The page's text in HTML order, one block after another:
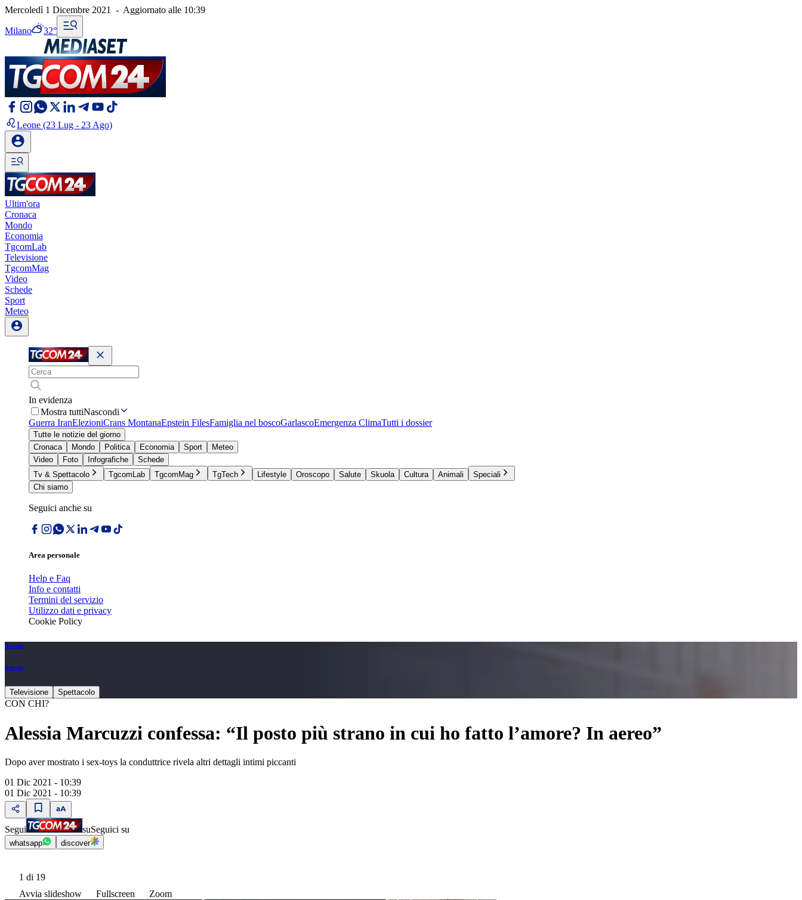
Mercoledì 1 Dicembre 2021 - Aggiornato alle 10:39
Milano 32°
Leone (23 Lug - 23 Ago)
Ultim'ora
Cronaca
Mondo
Economia
TgcomLab
Televisione
TgcomMag
Video
Schede
Sport
Meteo
In evidenza
Mostra tuttiNascondi
Guerra IranElezioniCrans MontanaEpstein FilesFamiglia nel boscoGarlascoEmergenza ClimaTutti i dossier
Tutte le notizie del giorno
Cronaca
Mondo Politica Economia Sport
Meteo
Video
Foto Infografiche
Schede
Tv & Spettacolo
TgcomLab TgcomMag TgTech Lifestyle Oroscopo Salute Skuola Cultura Animali
Speciali
Chi siamo
Seguici anche su
Area personale
Help e Faq
Info e contatti
Termini del servizio
Utilizzo dati e privacy
Cookie Policy
People
People
Televisione Spettacolo
CON CHI?
Alessia Marcuzzi confessa: “Il posto più strano in cui ho fatto l’amore? In aereo”
Dopo aver mostrato i sex-toys la conduttrice rivela altri dettagli intimi piccanti
01 Dic 2021 - 10:39
01 Dic 2021 - 10:39
Segui suSeguici su
whatsapp discover
1 di 19
Avvia slideshow
Fullscreen Zoom